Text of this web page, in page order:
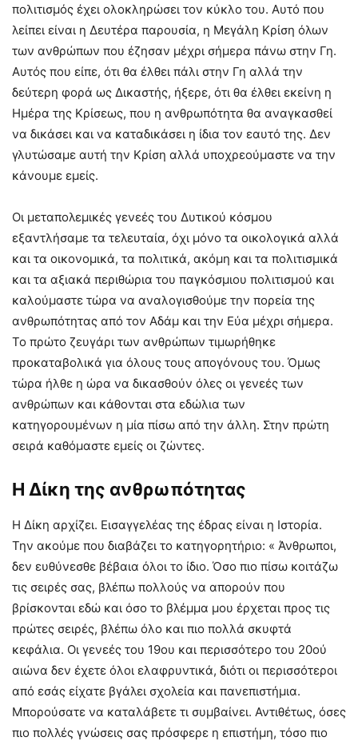
πολιτισμός έχει ολοκληρώσει τον κύκλο του. Αυτό που
λείπει είναι η Δευτέρα παρουσία, η Μεγάλη Κρίση όλων
των ανθρώπων που έζησαν μέχρι σήμερα πάνω στην Γη.
Αυτός που είπε, ότι θα έλθει πάλι στην Γη αλλά την
δεύτερη φορά ως Δικαστής, ήξερε, ότι θα έλθει εκείνη η
Ημέρα της Κρίσεως, που η ανθρωπότητα θα αναγκασθεί
να δικάσει και να καταδικάσει η ίδια τον εαυτό της. Δεν
γλυτώσαμε αυτή την Κρίση αλλά υποχρεούμαστε να την
κάνουμε εμείς.
Οι μεταπολεμικές γενεές του Δυτικού κόσμου
εξαντλήσαμε τα τελευταία, όχι μόνο τα οικολογικά αλλά
και τα οικονομικά, τα πολιτικά, ακόμη και τα πολιτισμικά
και τα αξιακά περιθώρια του παγκόσμιου πολιτισμού και
καλούμαστε τώρα να αναλογισθούμε την πορεία της
ανθρωπότητας από τον Αδάμ και την Εύα μέχρι σήμερα.
Το πρώτο ζευγάρι των ανθρώπων τιμωρήθηκε
προκαταβολικά για όλους τους απογόνους του. Όμως
τώρα ήλθε η ώρα να δικασθούν όλες οι γενεές των
ανθρώπων και κάθονται στα εδώλια των
κατηγορουμένων η μία πίσω από την άλλη. Στην πρώτη
σειρά καθόμαστε εμείς οι ζώντες.
Η Δίκη της ανθρωπότητας
Η Δίκη αρχίζει. Εισαγγελέας της έδρας είναι η Ιστορία.
Την ακούμε που διαβάζει το κατηγορητήριο: « Άνθρωποι,
δεν ευθύνεσθε βέβαια όλοι το ίδιο. Όσο πιο πίσω κοιτάζω
τις σειρές σας, βλέπω πολλούς να απορούν που
βρίσκονται εδώ και όσο το βλέμμα μου έρχεται προς τις
πρώτες σειρές, βλέπω όλο και πιο πολλά σκυφτά
κεφάλια. Οι γενεές του 19ου και περισσότερο του 20ού
αιώνα δεν έχετε όλοι ελαφρυντικά, διότι οι περισσότεροι
από εσάς είχατε βγάλει σχολεία και πανεπιστήμια.
Μπορούσατε να καταλάβετε τι συμβαίνει. Αντιθέτως, όσες
πιο πολλές γνώσεις σας πρόσφερε η επιστήμη, τόσο πιο